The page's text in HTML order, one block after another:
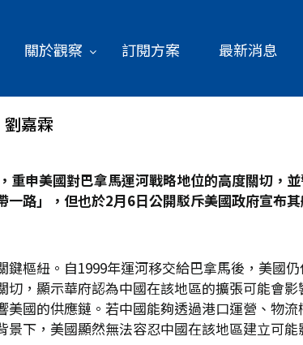
關於觀察 訂閱方案 最新消息
嘉霖
重申美國對巴拿馬運河戰略地位的高度關切，
一路」，但也於2月6日公開駁斥美國政府宣布
樞紐。自1999年運河移交給巴拿馬後，美國
，顯示華府認為中國在該地區的擴張可能會
國的供應鏈。若中國能夠透過港口運營、物
下，美國顯然無法容忍中國在該地區建立可能